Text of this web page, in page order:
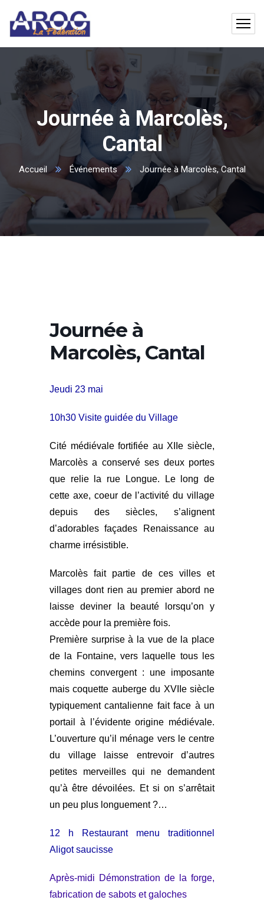
Journée à Marcolès,
Cantal
Accueil Événements Journée à Marcolès, Cantal
Journée à
Marcolès, Cantal
Jeudi 23 mai
10h30 Visite guidée du Village
Cité médiévale fortifiée au XIIe siècle,
Marcolès a conservé ses deux portes
que relie la rue Longue. Le long de
cette axe, coeur de l’activité du village
depuis des siècles, s’alignent
d’adorables façades Renaissance au
charme irrésistible.
Marcolès fait partie de ces villes et
villages dont rien au premier abord ne
laisse deviner la beauté lorsqu’on y
accède pour la première fois.
Première surprise à la vue de la place
de la Fontaine, vers laquelle tous les
chemins convergent : une imposante
mais coquette auberge du XVIIe siècle
typiquement cantalienne fait face à un
portail à l’évidente origine médiévale.
L’ouverture qu’il ménage vers le centre
du village laisse entrevoir d’autres
petites merveilles qui ne demandent
qu’à être dévoilées. Et si on s’arrêtait
un peu plus longuement ?…
12 h Restaurant menu traditionnel
Aligot saucisse
Après-midi Démonstration de la forge,
fabrication de sabots et galoches